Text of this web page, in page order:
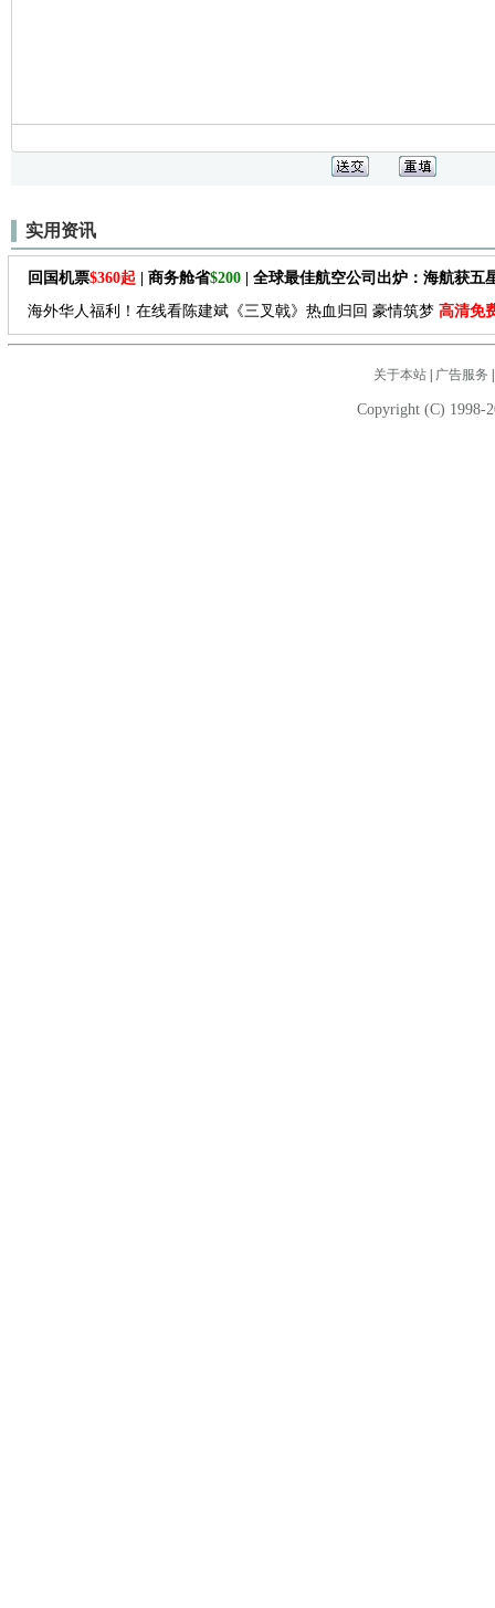
实用资讯
回国机票$360起 | 商务舱省$200 | 全球最佳航空公司出炉：海航获五
海外华人福利！在线看陈建斌《三叉戟》热血归回 豪情筑梦 高清免
关于本站| 广告服务
Copyright (C) 1998-